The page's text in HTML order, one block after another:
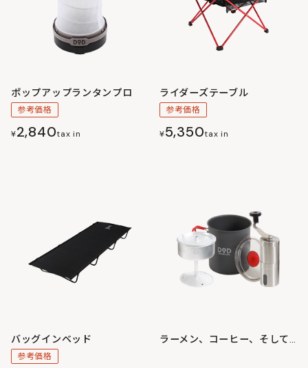
ポップアップランタンプロ
参考価格
¥2,840tax in
ライダーズテーブル
参考価格
¥5,350tax in
バッグインベッド
参考価格
ラーメン、コーヒー、そして俺